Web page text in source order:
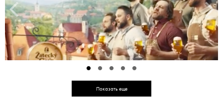
Показать еще